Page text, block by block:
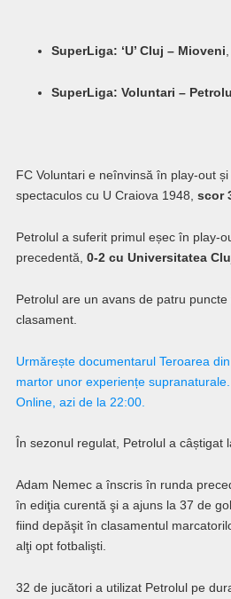
SuperLiga: ‘U’ Cluj – Mioveni
SuperLiga: Voluntari –
FC Voluntari e neînvinsă în play-out
spectaculos cu U Craiova 1948, scor
Petrolul a suferit primul eșec în play-
precedentă, 0-2 cu Universitatea
Petrolul are un avans de patru
clasament.
Urmărește documentarul Teroarea
martor unor experiențe
Online, azi de la 22:00.
În sezonul regulat, Petrolul a câștigat
Adam Nemec a înscris în runda
în ediţia curentă şi a ajuns la 37 de
fiind depăşit în clasamentul
alţi opt fotbalişti.
32 de jucători a utilizat Petrolul pe